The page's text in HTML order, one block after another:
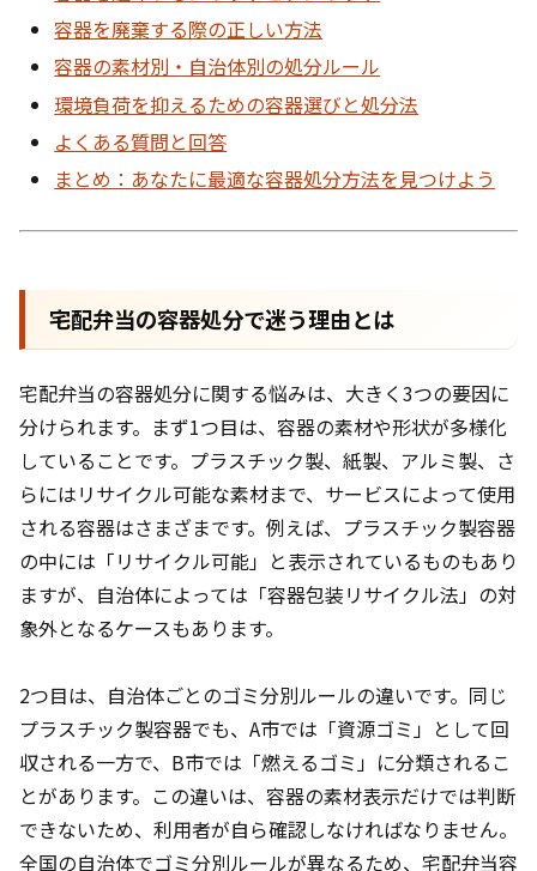
容器を廃棄する際の正しい方法
容器の素材別・自治体別の処分ルール
環境負荷を抑えるための容器選びと処分法
よくある質問と回答
まとめ：あなたに最適な容器処分方法を見つけよう
宅配弁当の容器処分で迷う理由とは
宅配弁当の容器処分に関する悩みは、大きく3つの要因に
分けられます。まず1つ目は、容器の素材や形状が多様化
していることです。プラスチック製、紙製、アルミ製、さ
らにはリサイクル可能な素材まで、サービスによって使用
される容器はさまざまです。例えば、プラスチック製容器
の中には「リサイクル可能」と表示されているものもあり
ますが、自治体によっては「容器包装リサイクル法」の対
象外となるケースもあります。
2つ目は、自治体ごとのゴミ分別ルールの違いです。同じ
プラスチック製容器でも、A市では「資源ゴミ」として回
収される一方で、B市では「燃えるゴミ」に分類されるこ
とがあります。この違いは、容器の素材表示だけでは判断
できないため、利用者が自ら確認しなければなりません。
全国の自治体でゴミ分別ルールが異なるため、宅配弁当容